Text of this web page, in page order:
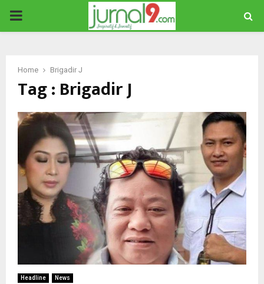
PRIMARY
Home Brigadir J
Tag : Brigadir J
Headline News